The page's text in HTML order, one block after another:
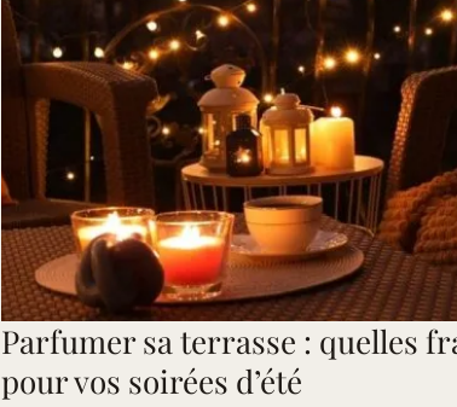
Parfumer sa terrasse : quelles
pour vos soirées d’été